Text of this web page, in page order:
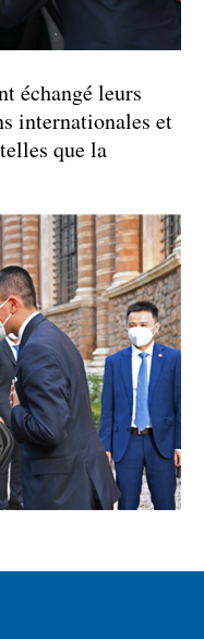
échangé leurs
internationales et
que la